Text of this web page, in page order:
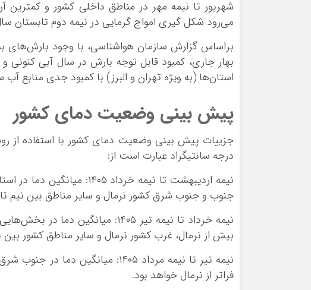
شهریور تا نیمه مهر در مناطق داخلی کشور و
می‌رود شکل گیری امواج گرمایی در نیمه دوم تابستان
براساس گزارش سازمان هواشناسی، با وجود
بهار جاری، کمبود قابل توجه بارش در سال آبی
استان‌ها (به ویژه تهران و البرز) با کمبود جدی
پیش بینی وضعیت دمای کشور
جزییات پیش بینی وضعیت دمای کشور با استفاده
درجه سانتیگراد عبارت است از:
نیمه اردیبهشت تا نیمه
جنوب و جنوب شرق کشور نرمال و سایر مناطق بین نیم
بیش از نرمال، غرب کشور نرمال و سایر مناطق کشور
فراتر از نرمال خواهد بود.